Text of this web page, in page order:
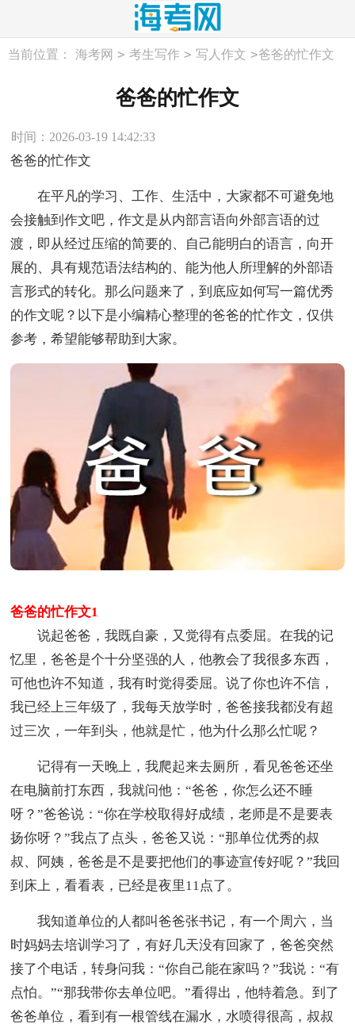
当前位置： 海考网 > 考生写作 > 写人作文 >爸爸的忙作文
爸爸的忙作文
时间：2026-03-19 14:42:33
爸爸的忙作文
在平凡的学习、工作、生活中，大家都不可避免地
会接触到作文吧，作文是从内部言语向外部言语的过
渡，即从经过压缩的简要的、自己能明白的语言，向开
展的、具有规范语法结构的、能为他人所理解的外部语
言形式的转化。那么问题来了，到底应如何写一篇优秀
的作文呢？以下是小编精心整理的爸爸的忙作文，仅供
参考，希望能够帮助到大家。
爸爸的忙作文1
说起爸爸，我既自豪，又觉得有点委屈。在我的记
忆里，爸爸是个十分坚强的人，他教会了我很多东西，
可他也许不知道，我有时觉得委屈。说了你也许不信，
我已经上三年级了，我每天放学时，爸爸接我都没有超
过三次，一年到头，他就是忙，他为什么那么忙呢？
记得有一天晚上，我爬起来去厕所，看见爸爸还坐
在电脑前打东西，我就问他：“爸爸，你怎么还不睡
呀？”爸爸说：“你在学校取得好成绩，老师是不是要表
扬你呀？”我点了点头，爸爸又说：“那单位优秀的叔
叔、阿姨，爸爸是不是要把他们的事迹宣传好呢？”我回
到床上，看看表，已经是夜里11点了。
我知道单位的人都叫爸爸张书记，有一个周六，当
时妈妈去培训学习了，有好几天没有回家了，爸爸突然
接了个电话，转身问我：“你自己能在家吗？”我说：“有
点怕。”“那我带你去单位吧。”看得出，他特着急。到了
爸爸单位，看到有一根管线在漏水，水喷得很高，叔叔